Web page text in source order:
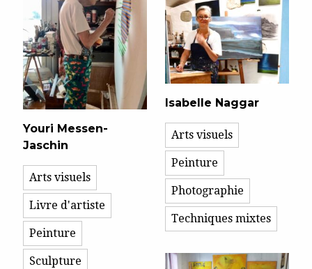
Youri Messen-
Jaschin
Arts visuels
Livre d'artiste
Peinture
Sculpture
Isabelle Naggar
Arts visuels
Peinture
Photographie
Techniques mixtes